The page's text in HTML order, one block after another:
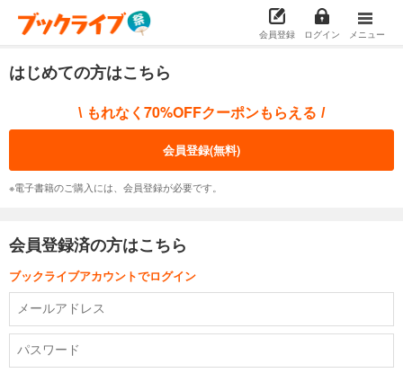
会員登録 ログイン メニュー
はじめての方はこちら
\ もれなく70%OFFクーポンもらえる /
会員登録(無料)
※電子書籍のご購入には、会員登録が必要です。
会員登録済の方はこちら
ブックライブアカウントでログイン